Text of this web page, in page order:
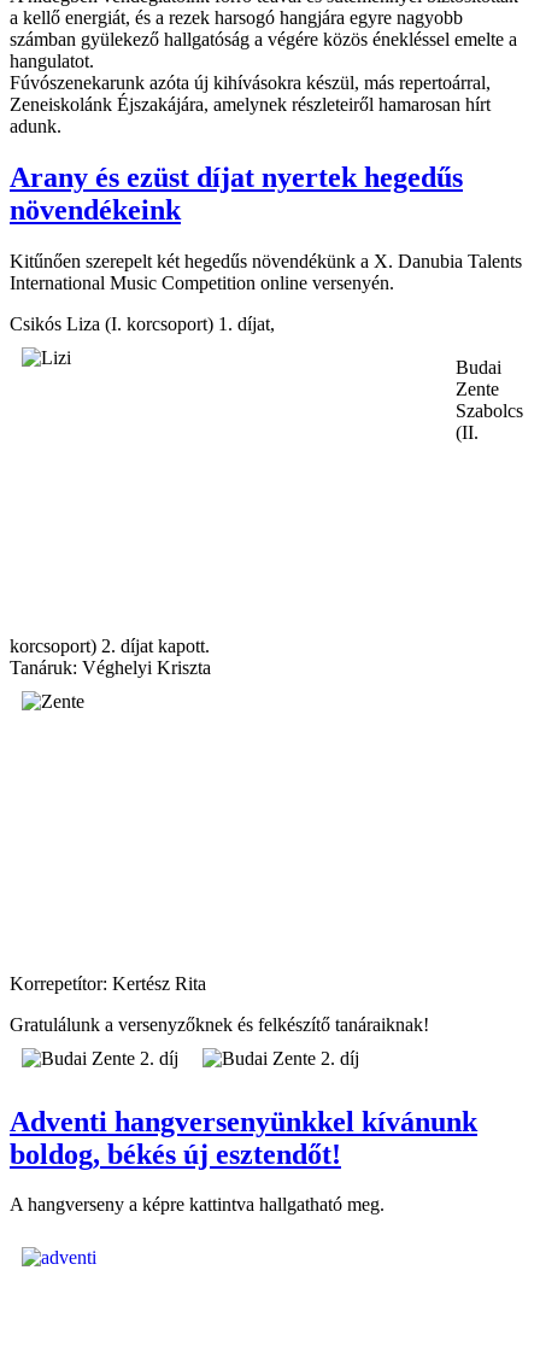
a kellő energiát, és a rezek harsogó hangjára egyre nagyobb
számban gyülekező hallgatóság a végére közös énekléssel emelte a
hangulatot.
Fúvószenekarunk azóta új kihívásokra készül, más repertoárral,
Zeneiskolánk Éjszakájára, amelynek részleteiről hamarosan hírt
adunk.
Arany és ezüst díjat nyertek hegedűs
növendékeink
Kitűnően szerepelt két hegedűs növendékünk a X. Danubia Talents
International Music Competition online versenyén.
Csikós Liza (I. korcsoport) 1. díjat,
Budai
Zente
Szabolcs
(II.
korcsoport) 2. díjat kapott.
Tanáruk: Véghelyi Kriszta
Korrepetítor: Kertész Rita
Gratulálunk a versenyzőknek és felkészítő tanáraiknak!
Adventi hangversenyünkkel kívánunk
boldog, békés új esztendőt!
A hangverseny a képre kattintva hallgatható meg.